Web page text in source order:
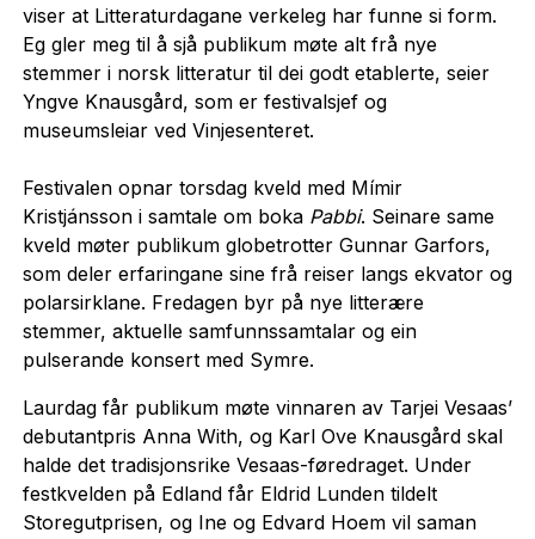
viser at Litteraturdagane verkeleg har funne si form.
Eg gler meg til å sjå publikum møte alt frå nye
stemmer i norsk litteratur til dei godt etablerte, seier
Yngve Knausgård, som er festivalsjef og
museumsleiar ved Vinjesenteret.
Festivalen opnar torsdag kveld med Mímir
Kristjánsson i samtale om boka Pabbi. Seinare same
kveld møter publikum globetrotter Gunnar Garfors,
som deler erfaringane sine frå reiser langs ekvator og
polarsirklane. Fredagen byr på nye litterære
stemmer, aktuelle samfunnssamtalar og ein
pulserande konsert med Symre.
Laurdag får publikum møte vinnaren av Tarjei Vesaas’
debutantpris Anna With, og Karl Ove Knausgård skal
halde det tradisjonsrike Vesaas-føredraget. Under
festkvelden på Edland får Eldrid Lunden tildelt
Storegutprisen, og Ine og Edvard Hoem vil saman